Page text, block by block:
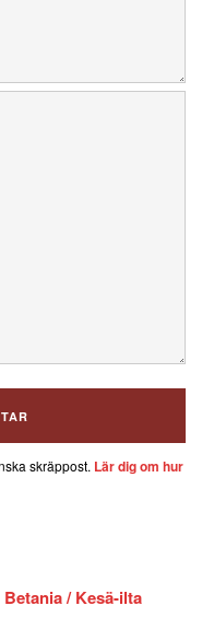
skräppost. Lär dig om hur
/ Kesä-ilta